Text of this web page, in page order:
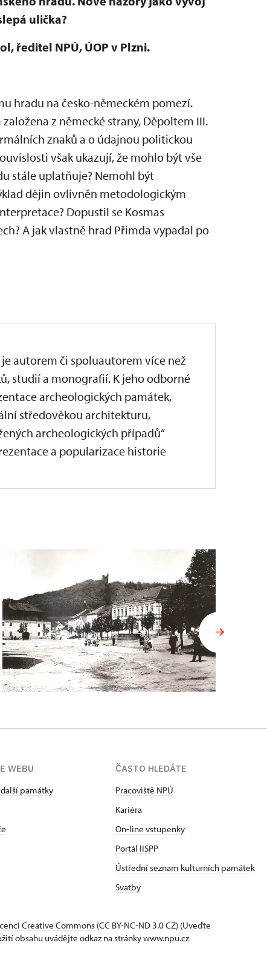
ulička?
ředitel NPÚ, ÚOP v Plzni.
hradu na česko-německém pomezí.
z německé strany, Děpoltem III.
znaků a o údajnou politickou
však ukazují, že mohlo být vše
stále uplatňuje? Nemohl být
dějin ovlivněn metodologickým
Dopustil se Kosmas
A jak vlastně hrad Přimda vypadal po
je autorem či spoluautorem více než
studií a monografií. K jeho odborné
archeologických památek,
středověkou architekturu,
archeologických případů“
a popularizace historie
WEBU
další památky
ČASTO HLEDÁTE
Pracoviště NPÚ
Kariéra
On-line vstupenky
Portál IISPP
Ústřední seznam kulturních památek
Svatby
Creative Commons (CC BY-NC-ND 3.0 CZ) (Uveďte
obsahu uvádějte odkaz na stránky www.npu.cz